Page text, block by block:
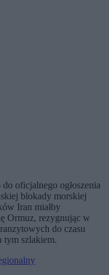
oficjalnego ogłoszenia
blokady morskiej
Iran miałby
Ormuz, rezygnując w
do czasu
tym szlakiem.